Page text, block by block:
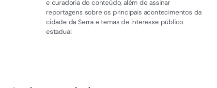
e curadoria do conteúdo, além de assinar
reportagens sobre os principais acontecimentos da
cidade da Serra e temas de interesse público
estadual.